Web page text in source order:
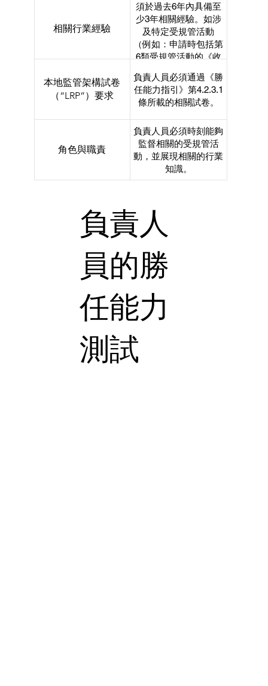
定旨在確保有效的持續
監督；
若營運結構複雜，則可
能需要增聘更多負責人
員。
相關行業經驗
須於過去6年內具備至
少3年相關經驗。如涉
及特定受規管活動
（例如：申請時包括第
6類受規管活動的《收
關牌照等），
則須具備額外經驗。
本地監管架構試卷
（“LRP”）要求
負責人員必須通過《勝
任能力指引》第4.2.3.1
條所載的相關試卷。
角色與職責
負責人員必須時刻能夠
監督相關的受規管活
動，並展現相關的行業
知識。
負責人
員的勝
任能力
測試